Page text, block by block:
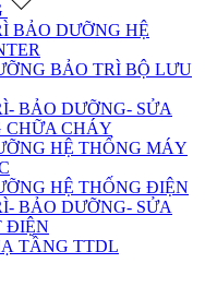
BẢO DƯỠNG HỆ
BẢO TRÌ BỘ LƯU
BẢO DƯỠNG- SỬA
CHỮA CHÁY
HỆ THỐNG MÁY
HỆ THỐNG ĐIỆN
BẢO DƯỠNG- SỬA
ĐIỆN
TẦNG TTDL